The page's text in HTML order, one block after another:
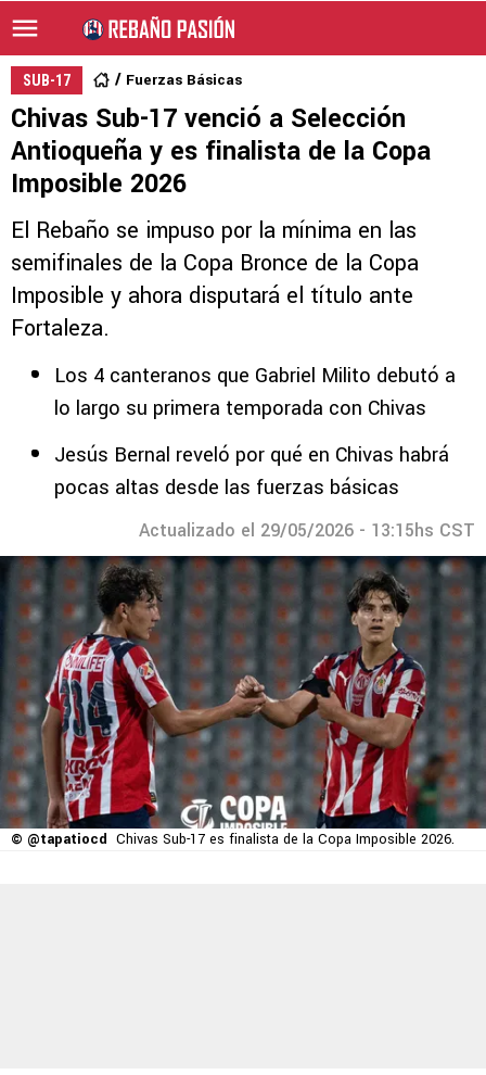
SUB-17 Fuerzas Básicas
Chivas Sub-17 venció a Selección
Antioqueña y es finalista de la Copa
Imposible 2026
El Rebaño se impuso por la mínima en las
semifinales de la Copa Bronce de la Copa
Imposible y ahora disputará el título ante
Fortaleza.
Los 4 canteranos que Gabriel Milito debutó a
lo largo su primera temporada con Chivas
Jesús Bernal reveló por qué en Chivas habrá
pocas altas desde las fuerzas básicas
Actualizado el 29/05/2026 - 13:15hs CST
© @tapatiocd Chivas Sub-17 es finalista de la Copa Imposible 2026.